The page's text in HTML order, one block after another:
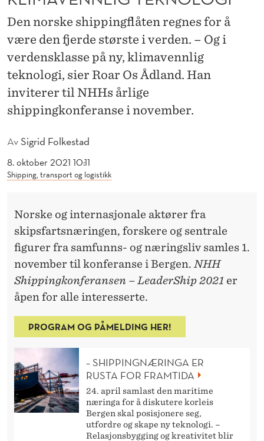
S
S
E
P
Å
YAvSigrid Folkestad
8. oktober 2021 10:11
Shipping, transport og logistikk
Den norske shippingflåten regnes for å
være den fjerde største i verden. – Og i
verdensklasse på ny, klimavennlig
teknologi, sier Roar Os Ådland. Han
inviterer til NHHs årlige
shippingkonferanse i november.
Norske og internasjonale aktører fra
skipsfartsnæringen, forskere og sentrale
figurer fra samfunns- og næringsliv samles 1.
november til konferanse i Bergen. NHH
Shippingkonferansen – LeaderShip 2021 er
åpen for alle interesserte.
PROGRAM OG PÅMELDING HER!
– SHIPPINGNÆRINGA ER
RUSTA FOR FRAMTIDA
24. april samlast den maritime
næringa for å diskutere korleis
Bergen skal posisjonere seg,
utfordre og skape ny teknologi. –
Relasjonsbygging og kreativitet blir